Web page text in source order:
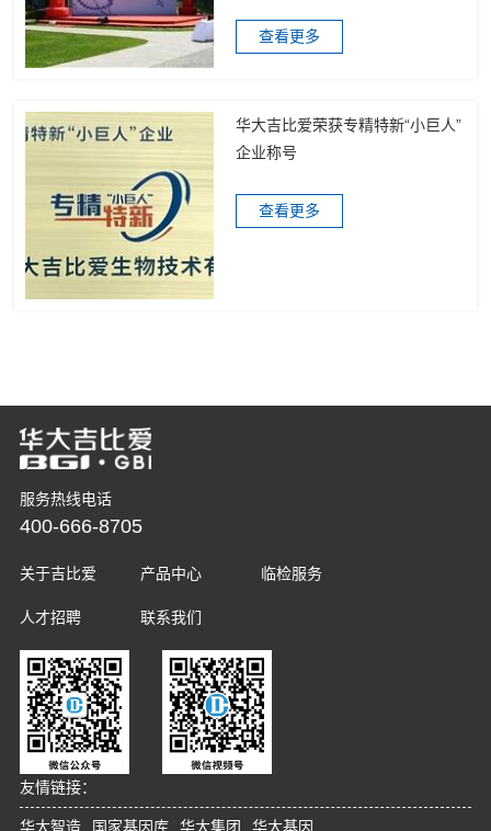
查看更多
华大吉比爱荣获专精特新“小巨人”
企业称号
查看更多
服务热线电话
400-666-8705
关于吉比爱 产品中心 临检服务
人才招聘 联系我们
友情链接：
华大智造 国家基因库 华大集团 华大基因